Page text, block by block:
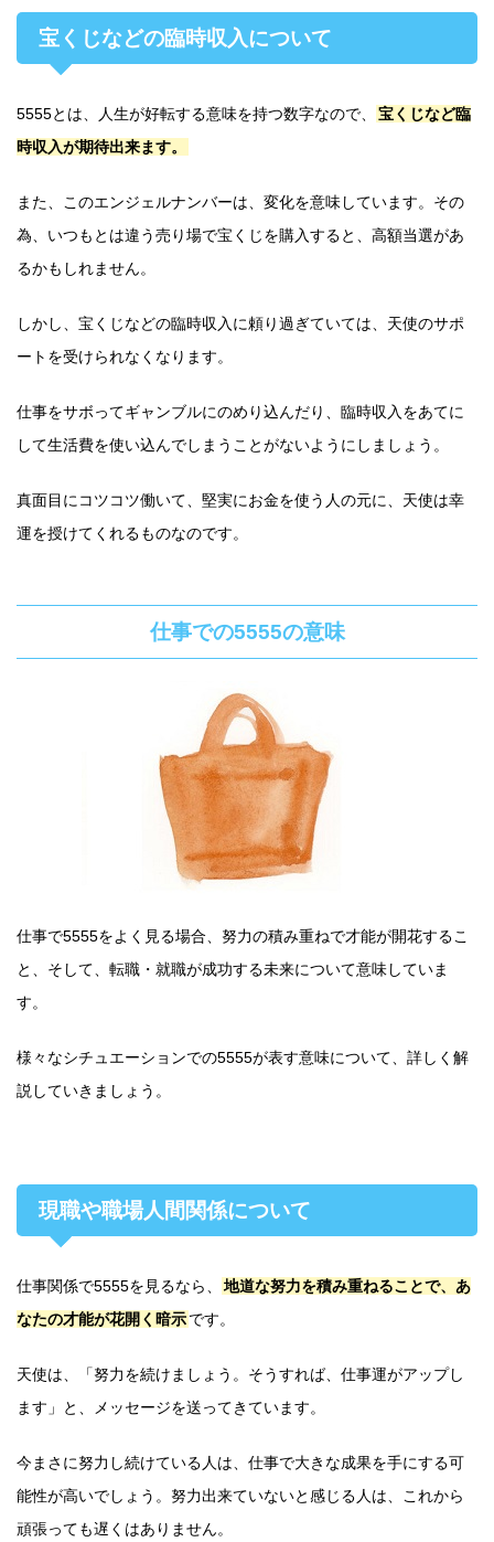
宝くじなどの臨時収入について
5555とは、人生が好転する意味を持つ数字なので、
宝くじなど臨
時収入が期待出来ます。
また、このエンジェルナンバーは、変化を意味しています。その
為、いつもとは違う売り場で宝くじを購入すると、高額当選があ
るかもしれません。
しかし、宝くじなどの臨時収入に頼り過ぎていては、天使のサポ
ートを受けられなくなります。
仕事をサボってギャンブルにのめり込んだり、臨時収入をあてに
して生活費を使い込んでしまうことがないようにしましょう。
真面目にコツコツ働いて、堅実にお金を使う人の元に、天使は幸
運を授けてくれるものなのです。
仕事での5555の意味
仕事で5555をよく見る場合、努力の積み重ねで才能が開花するこ
と、そして、転職・就職が成功する未来について意味していま
す。
様々なシチュエーションでの5555が表す意味について、詳しく解
説していきましょう。
現職や職場人間関係について
仕事関係で5555を見るなら、
地道な努力を積み重ねることで、あ
なたの才能が花開く暗示です。
天使は、「努力を続けましょう。そうすれば、仕事運がアップし
ます」と、メッセージを送ってきています。
今まさに努力し続けている人は、仕事で大きな成果を手にする可
能性が高いでしょう。努力出来ていないと感じる人は、これから
頑張っても遅くはありません。